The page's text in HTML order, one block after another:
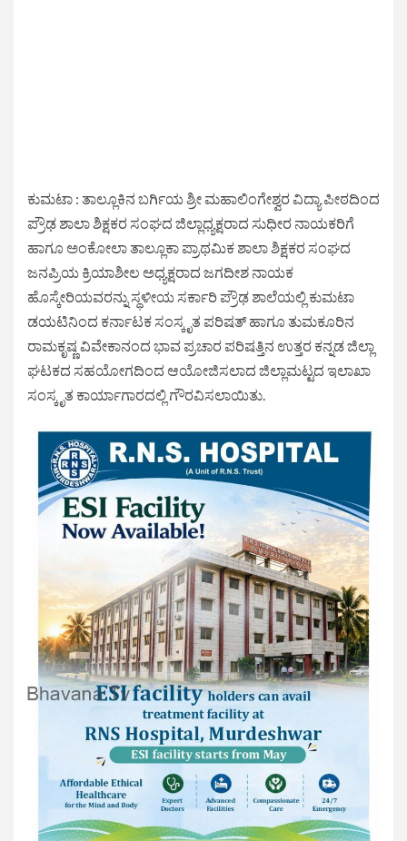
ಕುಮಟಾ : ತಾಲ್ಲೂಕಿನ ಬರ್ಗಿಯ ಶ್ರೀ ಮಹಾಲಿಂಗೇಶ್ವರ ವಿದ್ಯಾ ಪೀಠದಿಂದ
ಪ್ರೌಢ ಶಾಲಾ ಶಿಕ್ಷಕರ ಸಂಘದ ಜಿಲ್ಲಾಧ್ಯಕ್ಷರಾದ ಸುಧೀರ ನಾಯಕರಿಗೆ
ಹಾಗೂ ಅಂಕೋಲಾ ತಾಲ್ಲೂಕಾ ಪ್ರಾಥಮಿಕ ಶಾಲಾ ಶಿಕ್ಷಕರ ಸಂಘದ
ಜನಪ್ರಿಯ ಕ್ರಿಯಾಶೀಲ ಅಧ್ಯಕ್ಷರಾದ ಜಗದೀಶ ನಾಯಕ
ಹೊಸ್ಕೇರಿಯವರನ್ನು ಸ್ಥಳೀಯ ಸರ್ಕಾರಿ ಪ್ರೌಢ ಶಾಲೆಯಲ್ಲಿ ಕುಮಟಾ
ಡಯಟಿನಿಂದ ಕರ್ನಾಟಕ ಸಂಸ್ಕೃತ ಪರಿಷತ್ ಹಾಗೂ ತುಮಕೂರಿನ
ರಾಮಕೃಷ್ಣ ವಿವೇಕಾನಂದ ಭಾವ ಪ್ರಚಾರ ಪರಿಷತ್ತಿನ ಉತ್ತರ ಕನ್ನಡ ಜಿಲ್ಲಾ
ಘಟಕದ ಸಹಯೋಗದಿಂದ ಆಯೋಜಿಸಲಾದ ಜಿಲ್ಲಾಮಟ್ಟದ ಇಲಾಖಾ
ಸಂಸ್ಕೃತ ಕಾರ್ಯಾಗಾರದಲ್ಲಿ ಗೌರವಿಸಲಾಯಿತು.